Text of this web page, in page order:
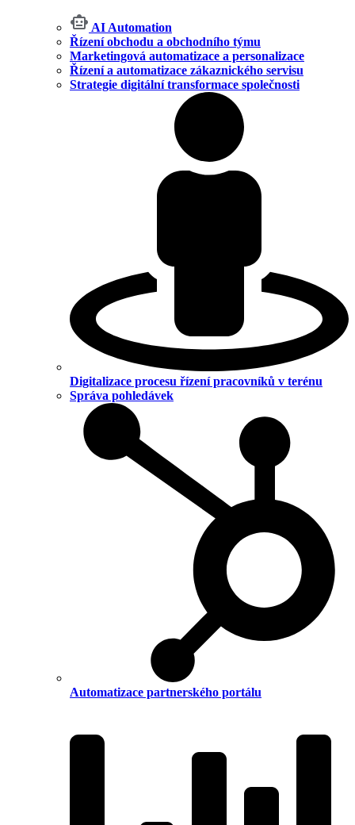
AI Automation
Řízení obchodu a obchodního týmu
Marketingová automatizace a personalizace
Řízení a automatizace zákaznického servisu
Strategie digitální transformace společnosti
Digitalizace procesu řízení pracovníků v terénu
Správa pohledávek
Automatizace partnerského portálu